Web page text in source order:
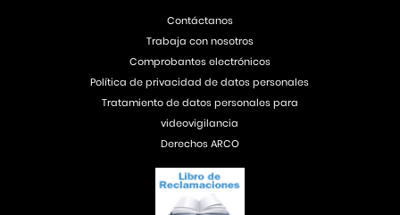
Contáctanos
Trabaja con nosotros
Comprobantes electrónicos
Política de privacidad de datos personales
Tratamiento de datos personales para
videovigilancia
Derechos ARCO